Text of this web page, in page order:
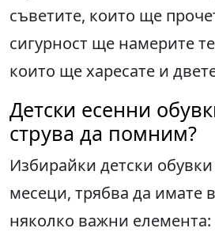
съветите, които ще
сигурност ще намерите
които ще харесате и
Детски есенни
струва да помним?
Избирайки детски обувки
месеци, трябва да имате
няколко важни елемента: